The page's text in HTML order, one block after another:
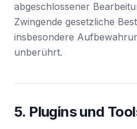
abgeschlossener
Zwingende gesetzliche
insbesondere
unberührt.
5. Plugins und